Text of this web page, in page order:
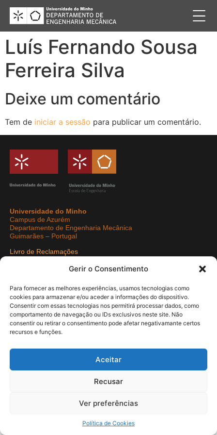
Gerir o Consentimento
Para fornecer as melhores experiências, usamos tecnologias como
cookies para armazenar e/ou aceder a informações do dispositivo.
Consentir com essas tecnologias nos permitirá processar dados, como
comportamento de navegação ou IDs exclusivos neste site. Não
consentir ou retirar o consentimento pode afetar negativamante certos
recursos e funções.
Aceitar
Recusar
Ver preferências
Política de Cookies
Luís Fernando Sousa
Ferreira Silva
Deixe um comentário
Tem de iniciar a sessão para publicar um comentário.
Universidade do Minho
Campus de Azurém
Departamento de Engenharia Mecânica
Guimarães – Portugal
Livro de Reclamações
COPYRIGHT © 2021 Departamento de Engenharia Mecância -
UMinho | Developed by